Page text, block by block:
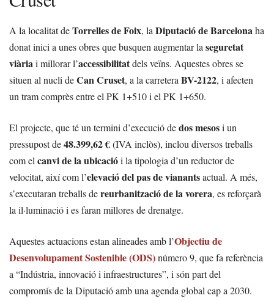
A la localitat deTorrelles de Foix, la Diputació de Barcelonaha
donat inici a unes obres que busquen augmentar la seguretat
viàriai millorar l’accessibilitatdels veïns. Aquestes obres se
situen al nucli deCan Cruset, a la carretera BV-2122, i afecten
un tram comprès entre el PK 1+510 i el PK 1+650.
El projecte, que té un termini d’execució dedos mesosi un
pressupost de48.399,62 €(IVA inclòs), inclou diversos treballs
com el canvi de la ubicaciói la tipologia d’un reductor de
velocitat, així com l’elevació del pas de vianantsactual. A més,
s’executaran treballs dereurbanització de la vorera, es reforçarà
la il·luminació i es faran millores de drenatge.
Aquestes actuacions estan alineades amb l’Objectiu de
Desenvolupament Sostenible (ODS)número 9, que fa referència
a “Indústria, innovació i infraestructures”, i són part del
compromís de la Diputació amb una agenda global cap a 2030.